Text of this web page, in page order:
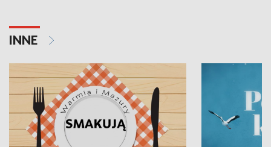
INNE